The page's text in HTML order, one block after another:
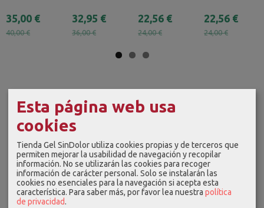
35,00 €
40,00 €
32,95 €
36,00 €
22,56 €
24,00 €
22,56 €
24,00 €
Esta página web usa
cookies
Tienda Gel SinDolor utiliza cookies propias y de terceros que
permiten mejorar la usabilidad de navegación y recopilar
información. No se utilizarán las cookies para recoger
información de carácter personal. Solo se instalarán las
cookies no esenciales para la navegación si acepta esta
característica. Para saber más, por favor lea nuestra política
de privacidad.